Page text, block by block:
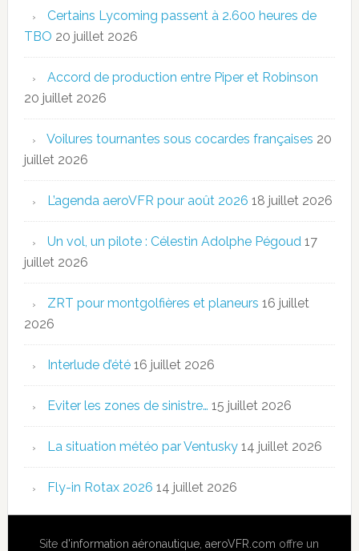
Certains Lycoming passent à 2.600 heures de
TBO 20 juillet 2026
Accord de production entre Piper et Robinson
20 juillet 2026
Voilures tournantes sous cocardes françaises 20
juillet 2026
L’agenda aeroVFR pour août 2026 18 juillet 2026
Un vol, un pilote : Célestin Adolphe Pégoud 17
juillet 2026
ZRT pour montgolfières et planeurs 16 juillet
2026
Interlude d’été 16 juillet 2026
Eviter les zones de sinistre… 15 juillet 2026
La situation météo par Ventusky 14 juillet 2026
Fly-in Rotax 2026 14 juillet 2026
Site d'information aéronautique,aeroVFR.com offre un